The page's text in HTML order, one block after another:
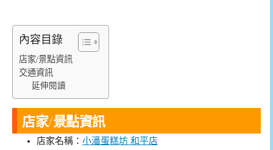
內容目錄
店家/景點資訊
交通資訊
延伸閱讀
店家/景點資訊
店家名稱： 小潘蛋糕坊 和平店